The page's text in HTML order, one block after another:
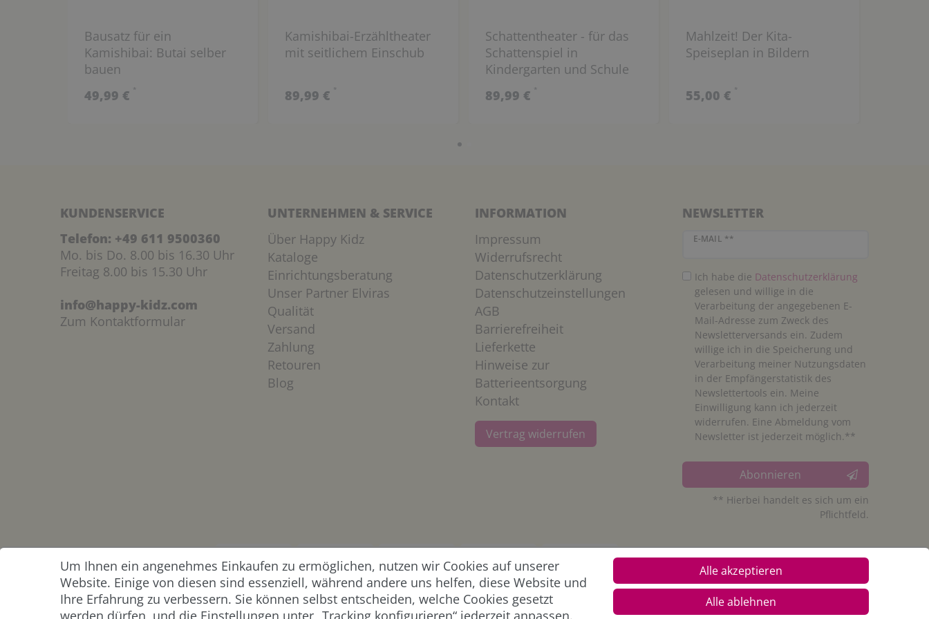
Bausatz für ein
Kamishibai: Butai selber
bauen
49,99 € *
Kamishibai-Erzähltheater
mit seitlichem Einschub
89,99 € *
Schattentheater - für das
Schattenspiel in
Kindergarten und Schule
89,99 € *
Mahlzeit! Der Kita-
Speiseplan in Bildern
55,00 € *
KUNDENSERVICE
Telefon: +49 611 9500360
Mo. bis Do. 8.00 bis 16.30 Uhr
Freitag 8.00 bis 15.30 Uhr
info@happy-kidz.com
Zum Kontaktformular
UNTERNEHMEN & SERVICE
Über Happy Kidz
Kataloge
Einrichtungsberatung
Unser Partner Elviras
Qualität
Versand
Zahlung
Retouren
Blog
INFORMATION
Impressum
Widerrufsrecht
Datenschutzerklärung
Datenschutzeinstellungen
AGB
Barrierefreiheit
Lieferkette
Hinweise zur
Batterieentsorgung
Kontakt
Vertrag widerrufen
NEWSLETTER
E-MAIL **
Newsletter Honig
Ich habe die Daten­schutz­erklärung
gelesen und willige in die
Verarbeitung der angegebenen E-
Mail-Adresse zum Zweck des
Newsletterversands ein. Zudem
willige ich in die Speicherung und
Verarbeitung meiner Nutzungsdaten
in der Empfängerstatistik des
Newslettertools ein. Meine
Einwilligung kann ich jederzeit
widerrufen. Eine Abmeldung vom
Newsletter ist jederzeit möglich.**
Abonnieren
** Hierbei handelt es sich um ein
Pflichtfeld.
ZAHLUNG &
VERSAND
Um Ihnen ein angenehmes Einkaufen zu ermöglichen, nutzen wir Cookies auf unserer
Website. Einige von diesen sind essenziell, während andere uns helfen, diese Website und
Ihre Erfahrung zu verbessern. Sie können selbst entscheiden, welche Cookies gesetzt
werden dürfen, und die Einstellungen unter „Tracking konfigurieren“ jederzeit anpassen.
Alle akzeptieren
Alle ablehnen